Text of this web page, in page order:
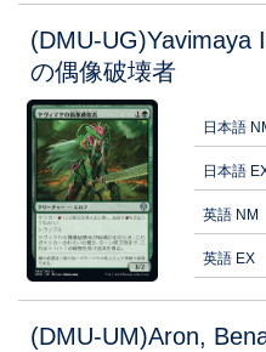
(DMU-UG)Yavimaya
の偶像破壊者
日本語
日本語
英語 NM
英語 EX
(DMU-UM)Aron,